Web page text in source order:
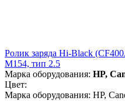
Ролик заряда Hi-Black
M154, тип 2.5
Марка оборудования: HP,
Цвет:
Марка оборудования: HP,